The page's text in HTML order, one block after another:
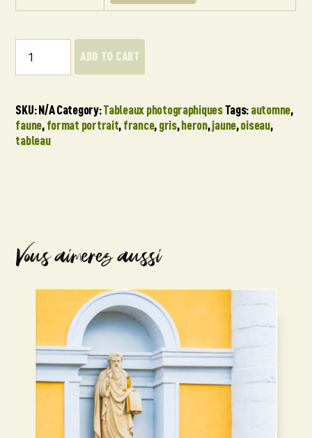
cendré
(Isère,
ADD TO CART
SKU:N/ACategory:Tableaux photographiquesTags:automne,
faune,format portrait,france,gris,heron,jaune,oiseau,
tableau
Vous aimerez aussi